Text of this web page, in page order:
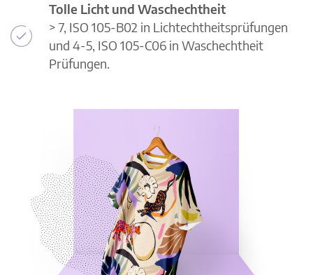
Tolle Licht und Waschechtheit
> 7, ISO 105-B02 in Lichtechtheitsprüfungen
und 4-5, ISO 105-C06 in Waschechtheit
Prüfungen.